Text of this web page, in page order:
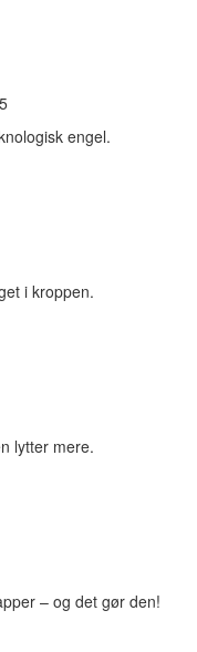
engel.
i kroppen.
lytter mere.
– og det gør den!